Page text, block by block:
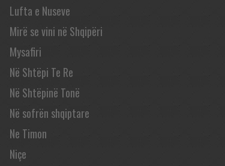
Lufta e Nuseve
Mirë se vini në Shqipëri
Mysafiri
Në Shtëpi Te Re
Në Shtëpinë Tonë
Në sofrën shqiptare
Ne Timon
Niçe